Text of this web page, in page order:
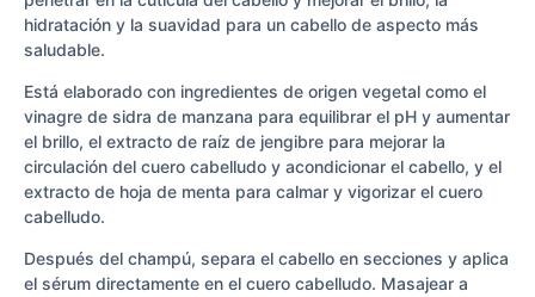
hidratación y la suavidad para un cabello de aspecto más
saludable.
Está elaborado con ingredientes de origen vegetal como el
vinagre de sidra de manzana para equilibrar el pH y aumentar
el brillo, el extracto de raíz de jengibre para mejorar la
circulación del cuero cabelludo y acondicionar el cabello, y el
extracto de hoja de menta para calmar y vigorizar el cuero
cabelludo.
Después del champú, separa el cabello en secciones y aplica
el sérum directamente en el cuero cabelludo. Masajear a